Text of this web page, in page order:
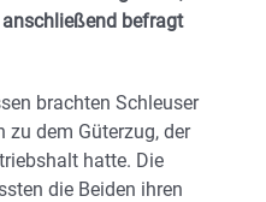
befragt
brachten Schleuser
zu dem Güterzug, der
hatte. Die
die Beiden ihren